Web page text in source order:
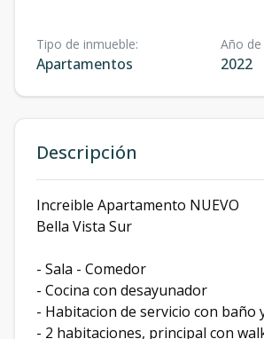
Tipo de inmueble:
Apartamentos
Año
2022
Descripción
Increible Apartamento NUEVO
Bella Vista Sur
- Sala - Comedor
- Cocina con desayunador
- Habitacion de servicio con baño
- 2 habitaciones, principal con